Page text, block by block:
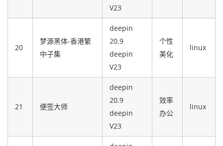
V23
20
梦源黑体-香港繁
中子集
deepin
20.9
deepin
V23
个性
美化
linux
21 便签大师
deepin
20.9
deepin
V23
效率
办公
linux